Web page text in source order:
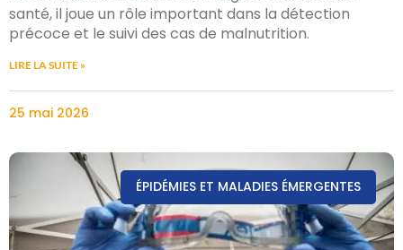
santé, il joue un rôle important dans la détection
précoce et le suivi des cas de malnutrition.
LIRE LA SUITE »
25 mai 2026
ÉPIDÉMIES ET MALADIES ÉMERGENTES